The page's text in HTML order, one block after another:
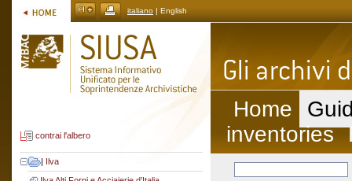
italiano | English
contrai l'albero
| Ilva
Home
inventories